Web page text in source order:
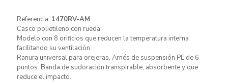
Referencia: 1470RV-AM
Casco polietileno con rueda
Modelo con 8 orificios que reducen la temperatura interna
facilitando su ventilación.
Ranura universal para orejeras. Arnés de suspensión PE de 6
puntos. Banda de sudoración transpirable, absorbente y que
reduce el impacto.